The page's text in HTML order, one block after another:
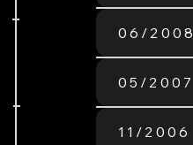
06/2008
05/2007
11/2006